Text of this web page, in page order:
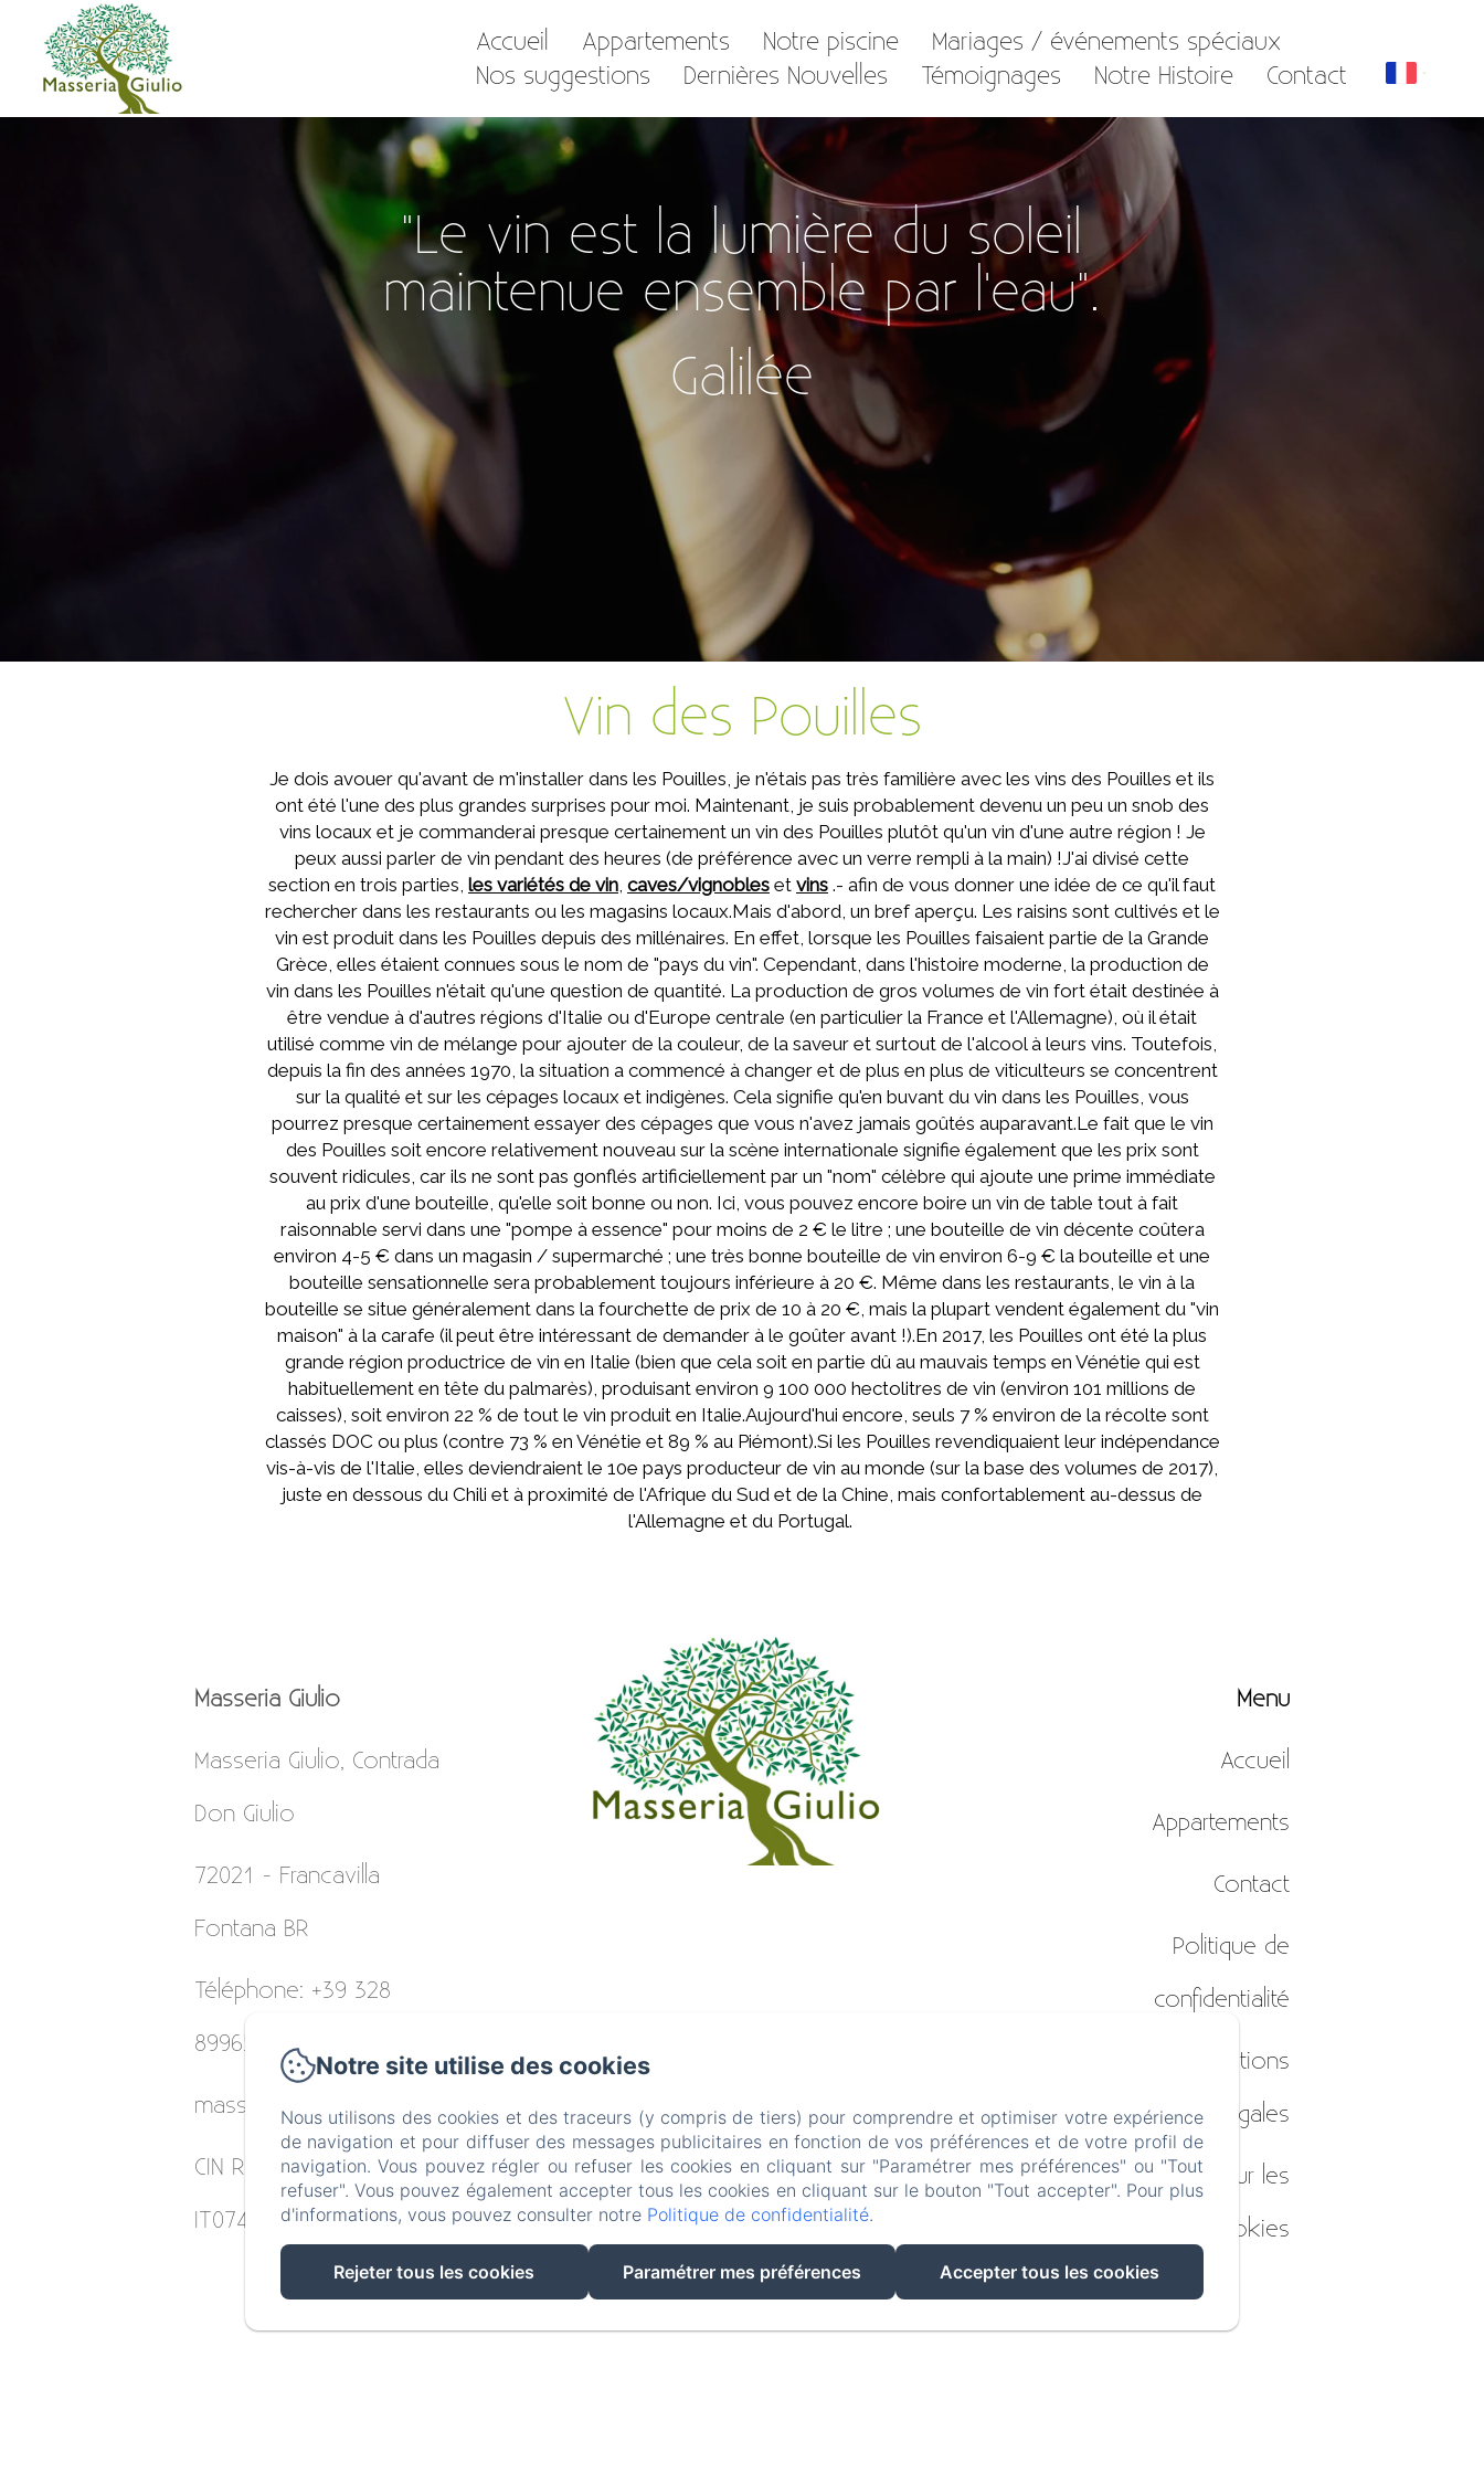
Accueil Appartements Notre piscine
Mariages / événements spéciaux
Nos suggestions
Dernières Nouvelles Témoignages Notre Histoire Contact
"Le vin est la lumière du soleil
maintenue ensemble par l'eau".
Galilée
Vin des Pouilles
Je dois avouer qu'avant de m'installer dans les Pouilles, je n'étais pas très familière avec les vins des Pouilles et ils
ont été l'une des plus grandes surprises pour moi. Maintenant, je suis probablement devenu un peu un snob des
vins locaux et je commanderai presque certainement un vin des Pouilles plutôt qu'un vin d'une autre région ! Je
peux aussi parler de vin pendant des heures (de préférence avec un verre rempli à la main) !J'ai divisé cette
section en trois parties, les variétés de vin, caves/vignobles et vins .- afin de vous donner une idée de ce qu'il faut
rechercher dans les restaurants ou les magasins locaux.Mais d'abord, un bref aperçu. Les raisins sont cultivés et le
vin est produit dans les Pouilles depuis des millénaires. En effet, lorsque les Pouilles faisaient partie de la Grande
Grèce, elles étaient connues sous le nom de "pays du vin". Cependant, dans l'histoire moderne, la production de
vin dans les Pouilles n'était qu'une question de quantité. La production de gros volumes de vin fort était destinée à
être vendue à d'autres régions d'Italie ou d'Europe centrale (en particulier la France et l'Allemagne), où il était
utilisé comme vin de mélange pour ajouter de la couleur, de la saveur et surtout de l'alcool à leurs vins. Toutefois,
depuis la fin des années 1970, la situation a commencé à changer et de plus en plus de viticulteurs se concentrent
sur la qualité et sur les cépages locaux et indigènes. Cela signifie qu'en buvant du vin dans les Pouilles, vous
pourrez presque certainement essayer des cépages que vous n'avez jamais goûtés auparavant.Le fait que le vin
des Pouilles soit encore relativement nouveau sur la scène internationale signifie également que les prix sont
souvent ridicules, car ils ne sont pas gonflés artificiellement par un "nom" célèbre qui ajoute une prime immédiate
au prix d'une bouteille, qu'elle soit bonne ou non. Ici, vous pouvez encore boire un vin de table tout à fait
raisonnable servi dans une "pompe à essence" pour moins de 2 € le litre ; une bouteille de vin décente coûtera
environ 4-5 € dans un magasin / supermarché ; une très bonne bouteille de vin environ 6-9 € la bouteille et une
bouteille sensationnelle sera probablement toujours inférieure à 20 €. Même dans les restaurants, le vin à la
bouteille se situe généralement dans la fourchette de prix de 10 à 20 €, mais la plupart vendent également du "vin
maison" à la carafe (il peut être intéressant de demander à le goûter avant !).En 2017, les Pouilles ont été la plus
grande région productrice de vin en Italie (bien que cela soit en partie dû au mauvais temps en Vénétie qui est
habituellement en tête du palmarès), produisant environ 9 100 000 hectolitres de vin (environ 101 millions de
caisses), soit environ 22 % de tout le vin produit en Italie.Aujourd'hui encore, seuls 7 % environ de la récolte sont
classés DOC ou plus (contre 73 % en Vénétie et 89 % au Piémont).Si les Pouilles revendiquaient leur indépendance
vis-à-vis de l'Italie, elles deviendraient le 10e pays producteur de vin au monde (sur la base des volumes de 2017),
juste en dessous du Chili et à proximité de l'Afrique du Sud et de la Chine, mais confortablement au-dessus de
l'Allemagne et du Portugal.
Masseria Giulio
Masseria Giulio, Contrada
Don Giulio
72021 - Francavilla
Fontana BR
Téléphone: +39 328
8996531
masseriagiulio@gmail.com
CIN REGISTRATION:
IT074008B400048955
Créé par Amenitiz
Menu
Accueil
Appartements
Contact
Politique de
confidentialité
Informations
légales
Informations sur les
cookies
Notre site utilise des cookies
Nous utilisons des cookies et des traceurs (y compris de tiers) pour comprendre et optimiser votre expérience
de navigation et pour diffuser des messages publicitaires en fonction de vos préférences et de votre profil de
navigation. Vous pouvez régler ou refuser les cookies en cliquant sur "Paramétrer mes préférences" ou "Tout
refuser". Vous pouvez également accepter tous les cookies en cliquant sur le bouton "Tout accepter". Pour plus
d'informations, vous pouvez consulter notre Politique de confidentialité.
Rejeter tous les cookies Paramétrer mes préférences Accepter tous les cookies